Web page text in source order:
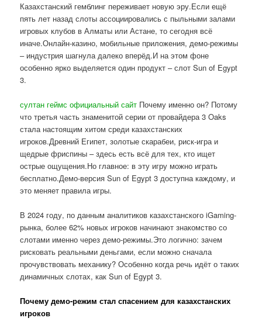
Казахстанский гемблинг переживает новую эру.Если ещё
пять лет назад слоты ассоциировались с пыльными залами
игровых клубов в Алматы или Астане, то сегодня всё
иначе.Онлайн-казино, мобильные приложения, демо-режимы
– индустрия шагнула далеко вперёд.И на этом фоне
особенно ярко выделяется один продукт – слот Sun of Egypt
3.
султан геймс официальный сайт Почему именно он? Потому
что третья часть знаменитой серии от провайдера 3 Oaks
стала настоящим хитом среди казахстанских
игроков.Древний Египет, золотые скарабеи, риск-игра и
щедрые фриспины – здесь есть всё для тех, кто ищет
острые ощущения.Но главное: в эту игру можно играть
бесплатно.Демо-версия Sun of Egypt 3 доступна каждому, и
это меняет правила игры.
В 2024 году, по данным аналитиков казахстанского iGaming-
рынка, более 62% новых игроков начинают знакомство со
слотами именно через демо-режимы.Это логично: зачем
рисковать реальными деньгами, если можно сначала
прочувствовать механику? Особенно когда речь идёт о таких
динамичных слотах, как Sun of Egypt 3.
Почему демо-режим стал спасением для казахстанских
игроков